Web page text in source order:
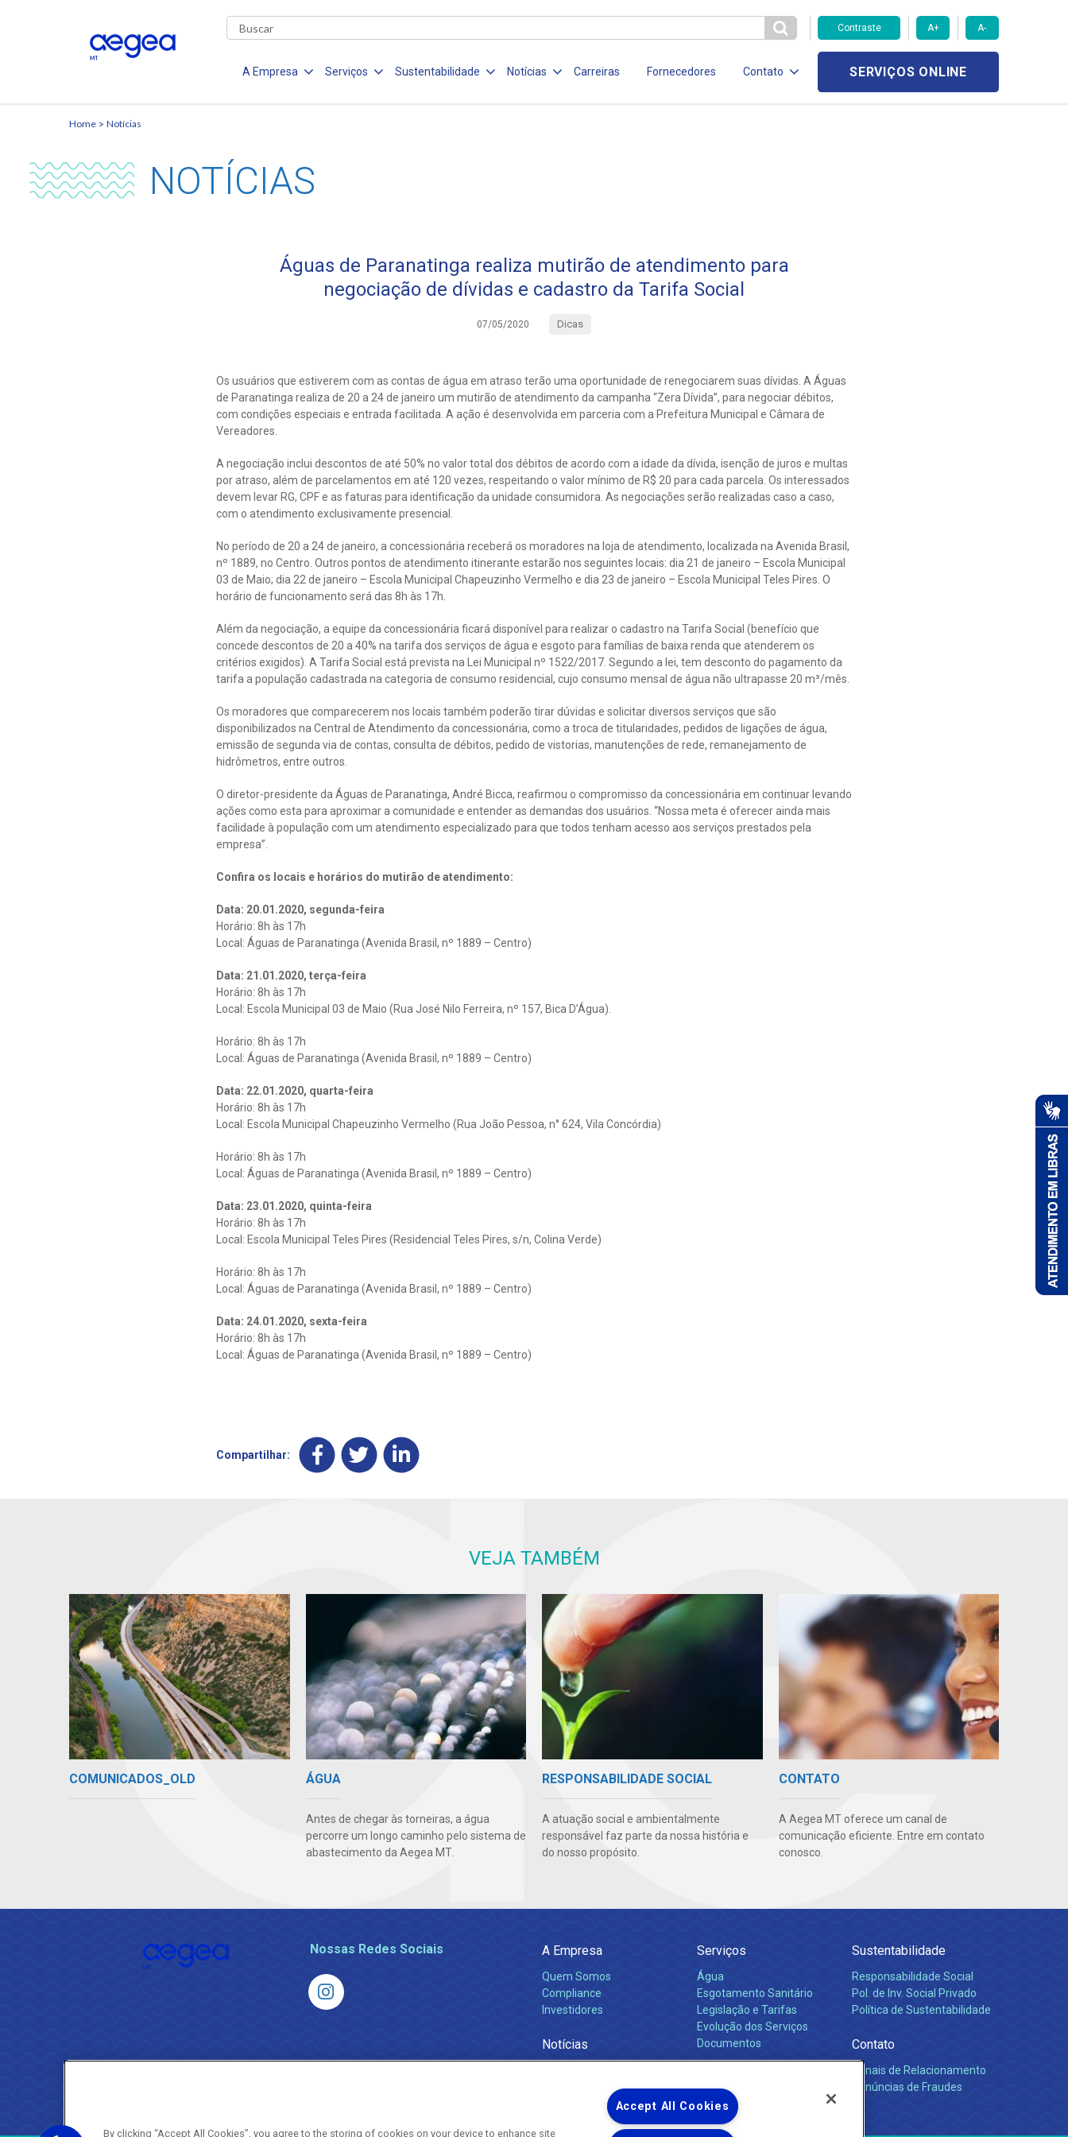
Contraste A+ A-
A Empresa Serviços Sustentabilidade Notícias Carreiras Fornecedores Contato SERVIÇOS ONLINE
Home Notícias
NOTÍCIAS
Águas de Paranatinga realiza mutirão de atendimento para
negociação de dívidas e cadastro da Tarifa Social
07/05/2020 Dicas
Os usuários que estiverem com as contas de água em atraso terão uma oportunidade de renegociarem suas dívidas. A Águas
de Paranatinga realiza de 20 a 24 de janeiro um mutirão de atendimento da campanha “Zera Dívida”, para negociar débitos,
com condições especiais e entrada facilitada. A ação é desenvolvida em parceria com a Prefeitura Municipal e Câmara de
Vereadores.
A negociação inclui descontos de até 50% no valor total dos débitos de acordo com a idade da dívida, isenção de juros e multas
por atraso, além de parcelamentos em até 120 vezes, respeitando o valor mínimo de R$ 20 para cada parcela. Os interessados
devem levar RG, CPF e as faturas para identificação da unidade consumidora. As negociações serão realizadas caso a caso,
com o atendimento exclusivamente presencial.
No período de 20 a 24 de janeiro, a concessionária receberá os moradores na loja de atendimento, localizada na Avenida Brasil,
nº 1889, no Centro. Outros pontos de atendimento itinerante estarão nos seguintes locais: dia 21 de janeiro – Escola Municipal
03 de Maio; dia 22 de janeiro – Escola Municipal Chapeuzinho Vermelho e dia 23 de janeiro – Escola Municipal Teles Pires. O
horário de funcionamento será das 8h às 17h.
Além da negociação, a equipe da concessionária ficará disponível para realizar o cadastro na Tarifa Social (benefício que
concede descontos de 20 a 40% na tarifa dos serviços de água e esgoto para famílias de baixa renda que atenderem os
critérios exigidos). A Tarifa Social está prevista na Lei Municipal nº 1522/2017. Segundo a lei, tem desconto do pagamento da
tarifa a população cadastrada na categoria de consumo residencial, cujo consumo mensal de água não ultrapasse 20 m³/mês.
Os moradores que comparecerem nos locais também poderão tirar dúvidas e solicitar diversos serviços que são
disponibilizados na Central de Atendimento da concessionária, como a troca de titularidades, pedidos de ligações de água,
emissão de segunda via de contas, consulta de débitos, pedido de vistorias, manutenções de rede, remanejamento de
hidrômetros, entre outros.
O diretor-presidente da Águas de Paranatinga, André Bicca, reafirmou o compromisso da concessionária em continuar levando
ações como esta para aproximar a comunidade e entender as demandas dos usuários. “Nossa meta é oferecer ainda mais
facilidade à população com um atendimento especializado para que todos tenham acesso aos serviços prestados pela
empresa”.
Confira os locais e horários do mutirão de atendimento:
Data: 20.01.2020, segunda-feira
Horário: 8h às 17h
Local: Águas de Paranatinga (Avenida Brasil, nº 1889 – Centro)
Data: 21.01.2020, terça-feira
Horário: 8h às 17h
Local: Escola Municipal 03 de Maio (Rua José Nilo Ferreira, nº 157, Bica D’Água).
Horário: 8h às 17h
Local: Águas de Paranatinga (Avenida Brasil, nº 1889 – Centro)
Data: 22.01.2020, quarta-feira
Horário: 8h às 17h
Local: Escola Municipal Chapeuzinho Vermelho (Rua João Pessoa, n° 624, Vila Concórdia)
Horário: 8h às 17h
Local: Águas de Paranatinga (Avenida Brasil, nº 1889 – Centro)
Data: 23.01.2020, quinta-feira
Horário: 8h às 17h
Local: Escola Municipal Teles Pires (Residencial Teles Pires, s/n, Colina Verde)
Horário: 8h às 17h
Local: Águas de Paranatinga (Avenida Brasil, nº 1889 – Centro)
Data: 24.01.2020, sexta-feira
Horário: 8h às 17h
Local: Águas de Paranatinga (Avenida Brasil, nº 1889 – Centro)
Compartilhar:
VEJA TAMBÉM
COMUNICADOS_OLD ÁGUA
Antes de chegar às torneiras, a água
percorre um longo caminho pelo sistema de
abastecimento da Aegea MT.
RESPONSABILIDADE SOCIAL
A atuação social e ambientalmente
responsável faz parte da nossa história e
do nosso propósito.
CONTATO
A Aegea MT oferece um canal de
comunicação eficiente. Entre em contato
conosco.
Nossas Redes Sociais A Empresa
Quem Somos
Compliance
Investidores
Notícias
Serviços
Água
Esgotamento Sanitário
Legislação e Tarifas
Evolução dos Serviços
Documentos
Sustentabilidade
Responsabilidade Social
Pol. de Inv. Social Privado
Política de Sustentabilidade
Contato
Canais de Relacionamento
Denúncias de Fraudes
By clicking “Accept All Cookies”, you agree to the storing of cookies on your device to enhance site
Accept All Cookies